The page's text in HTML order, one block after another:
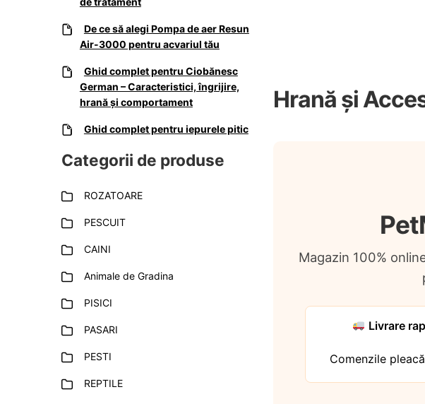
Hrană și
Magazin 100%
Livrare
Comenzile
De ce să alegi Pompa de aer Resun
Air-3000 pentru acvariul tău
Ghid complet pentru Ciobănesc
German – Caracteristici, îngrijire,
hrană și comportament
Ghid complet pentru iepurele pitic
Categorii de produse
ROZATOARE
PESCUIT
CAINI
Animale de Gradina
PISICI
PASARI
PESTI
REPTILE